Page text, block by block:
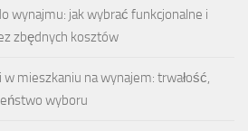
wynajmu: jak wybrać funkcjonalne i
zbędnych kosztów
w mieszkaniu na wynajem: trwałość,
wyboru